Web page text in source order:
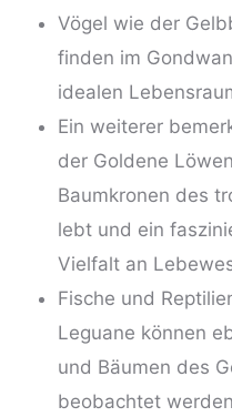
Vögel wie der
finden im
idealen
Ein weiterer
der Goldene
Baumkronen des
lebt und ein
Vielfalt an
Fische und
Leguane können
und Bäumen des
beobachtet